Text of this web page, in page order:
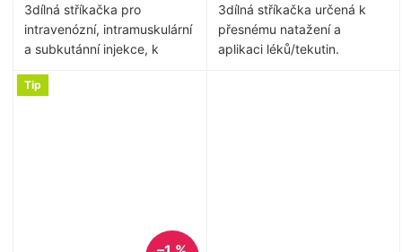
3dílná stříkačka pro
intravenózní, intramuskulární
a subkutánní injekce, k
3dílná stříkačka určená k
přesnému natažení a
aplikaci léků/tekutin.
Tip